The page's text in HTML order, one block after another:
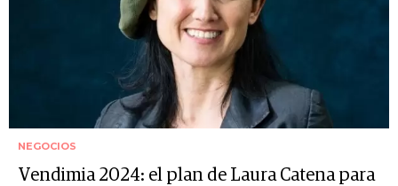
NEGOCIOS
Vendimia 2024: el plan de Laura Catena para